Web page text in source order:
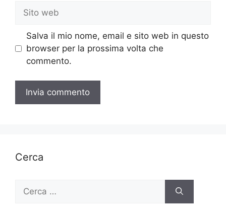
Sito
web
Salva il mio nome, email e sito web in questo
browser per la prossima volta che
commento.
Cerca
per: